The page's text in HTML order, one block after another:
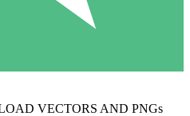
VECTORS AND PNGs